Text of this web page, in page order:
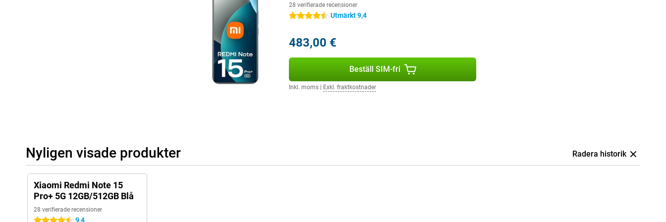
28 verifierade recensioner
4.5 stjärnorUtmärkt 9,4
483,00 €
Beställ SIM-fri
Inkl. moms Exkl. fraktkostnader
Nyligen visade produkter Radera historik
Xiaomi Redmi Note 15
Pro+ 5G 12GB/512GB Blå
28 verifierade recensioner
9,4